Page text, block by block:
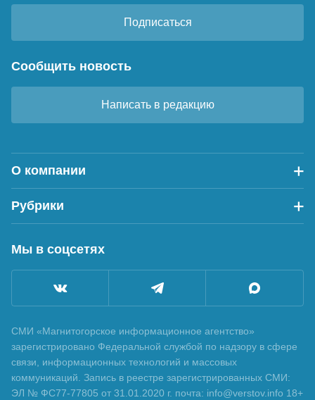
Подписаться
Сообщить новость
Написать в редакцию
О компании
Рубрики
Мы в соцсетях
СМИ «Магнитогорское информационное агентство»
зарегистрировано Федеральной службой по надзору в сфере
связи, информационных технологий и массовых
коммуникаций. Запись в реестре зарегистрированных СМИ:
ЭЛ № ФС77-77805 от 31.01.2020 г. почта: info@verstov.info 18+